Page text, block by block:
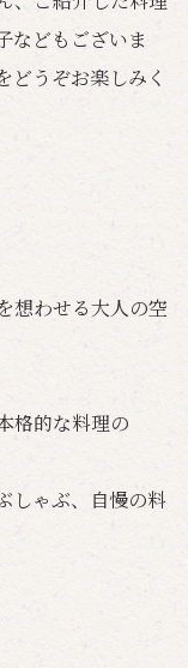
などもございま
どうぞお楽しみく
想わせる大人の空
格的な料理の
しゃぶ、自慢の料